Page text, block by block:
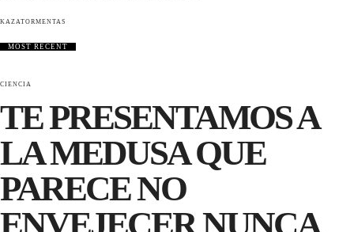
KAZATORMENTAS
MOST RECENT
CIENCIA
TE PRESENTAMOS A
LA MEDUSA QUE
PARECE NO
ENVEJECER NUNCA